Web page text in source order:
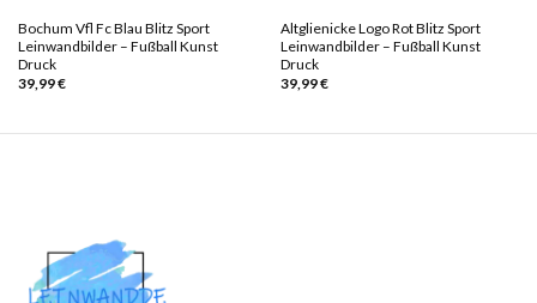
Bochum Vfl Fc Blau Blitz Sport
Leinwandbilder – Fußball Kunst
Druck
39,99€
Altglienicke Logo Rot Blitz Sport
Leinwandbilder – Fußball Kunst
Druck
39,99€